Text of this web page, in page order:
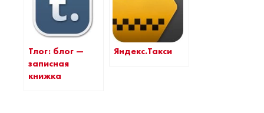
Тлог: блог —
записная
книжка
Яндекс.Такси